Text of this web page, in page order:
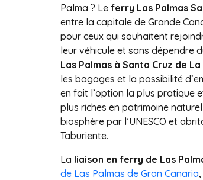
Palma ? Le ferry Las Palmas
entre la capitale de Grande
pour ceux qui souhaitent
leur véhicule et sans dépendre
Las Palmas à Santa Cruz de La
les bagages et la possibilité
en fait l’option la plus pratique
plus riches en patrimoine
biosphère par l’UNESCO et
Taburiente.
La liaison en ferry de Las
de Las Palmas de Gran Canaria